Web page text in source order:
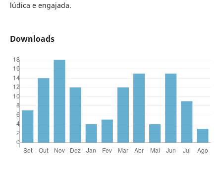
lúdica e engajada.
Downloads